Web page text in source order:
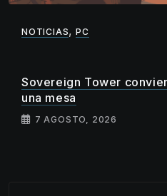
NOTICIAS,PC
Sovereign Tower
una mesa
7 AGOSTO, 2026